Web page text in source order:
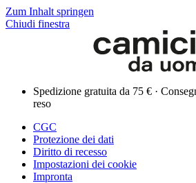
Zum Inhalt springen
Chiudi finestra
Spedizione gratuita da 75 € ·
reso
CGC
Protezione dei dati
Diritto di recesso
Impostazioni dei cookie
Impronta